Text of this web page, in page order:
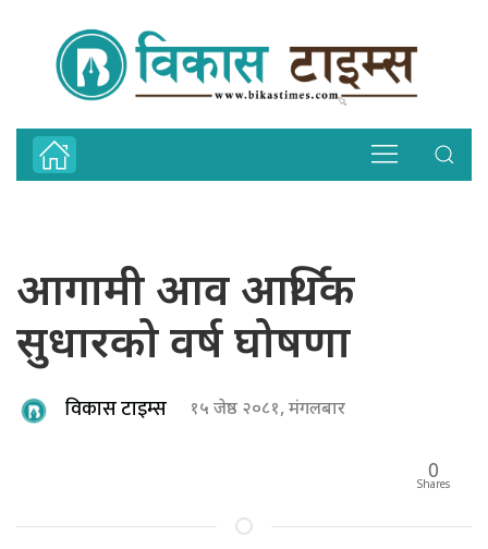
आगामी आव आर्थिक
सुधारको वर्ष घोषणा
विकास टाइम्स १५ जेष्ठ २०८१, मंगलबार
0
Shares